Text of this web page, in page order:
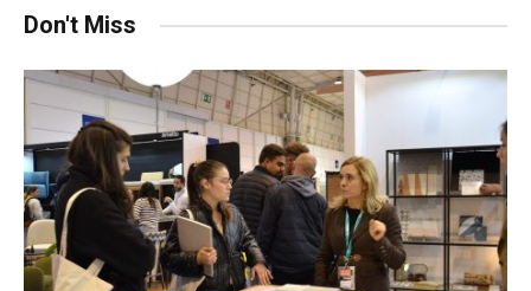
Don't Miss